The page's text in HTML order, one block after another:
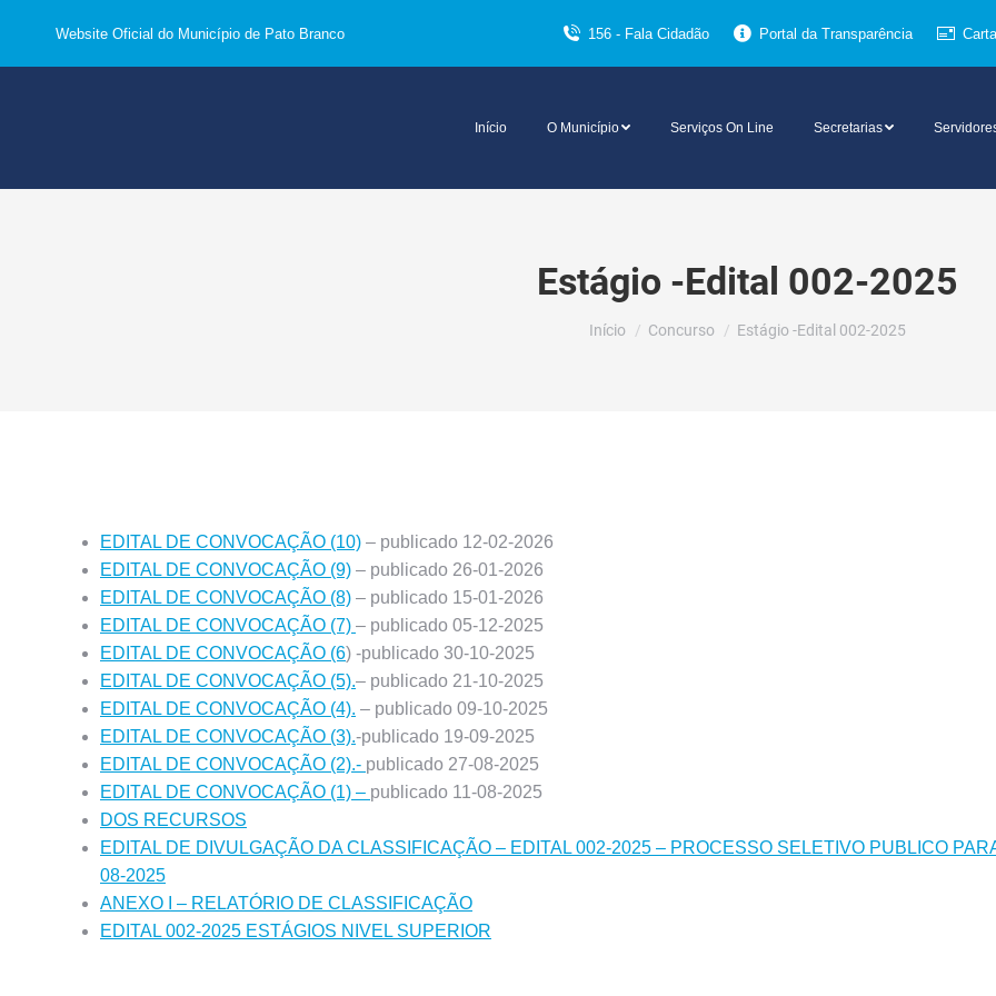
Website Oficial do Município de Pato Branco 156 - Fala Cidadão Portal da Transparência
Início O Município Serviços On Line Secretarias
Estágio -Edital 002-2025
Você está aqui:
Início Concurso Estágio -Edital 002-2025
EDITAL DE CONVOCAÇÃO (10) – publicado 12-02-2026
EDITAL DE CONVOCAÇÃO (9) – publicado 26-01-2026
EDITAL DE CONVOCAÇÃO (8) – publicado 15-01-2026
EDITAL DE CONVOCAÇÃO (7) – publicado 05-12-2025
EDITAL DE CONVOCAÇÃO (6) -publicado 30-10-2025
EDITAL DE CONVOCAÇÃO (5).– publicado 21-10-2025
EDITAL DE CONVOCAÇÃO (4). – publicado 09-10-2025
EDITAL DE CONVOCAÇÃO (3).-publicado 19-09-2025
EDITAL DE CONVOCAÇÃO (2).- publicado 27-08-2025
EDITAL DE CONVOCAÇÃO (1) – publicado 11-08-2025
DOS RECURSOS
EDITAL DE DIVULGAÇÃO DA CLASSIFICAÇÃO – EDITAL 002-2025 – PROCESSO SELETIVO PUBLICO
08-2025
ANEXO I – RELATÓRIO DE CLASSIFICAÇÃO
EDITAL 002-2025 ESTÁGIOS NIVEL SUPERIOR